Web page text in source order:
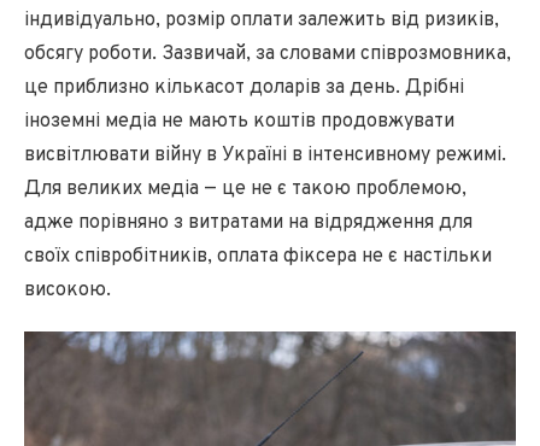
індивідуально, розмір оплати залежить від ризиків,
обсягу роботи. Зазвичай, за словами співрозмовника,
це приблизно кількасот доларів за день. Дрібні
іноземні медіа не мають коштів продовжувати
висвітлювати війну в Україні в інтенсивному режимі.
Для великих медіа — це не є такою проблемою,
адже порівняно з витратами на відрядження для
своїх співробітників, оплата фіксера не є настільки
високою.